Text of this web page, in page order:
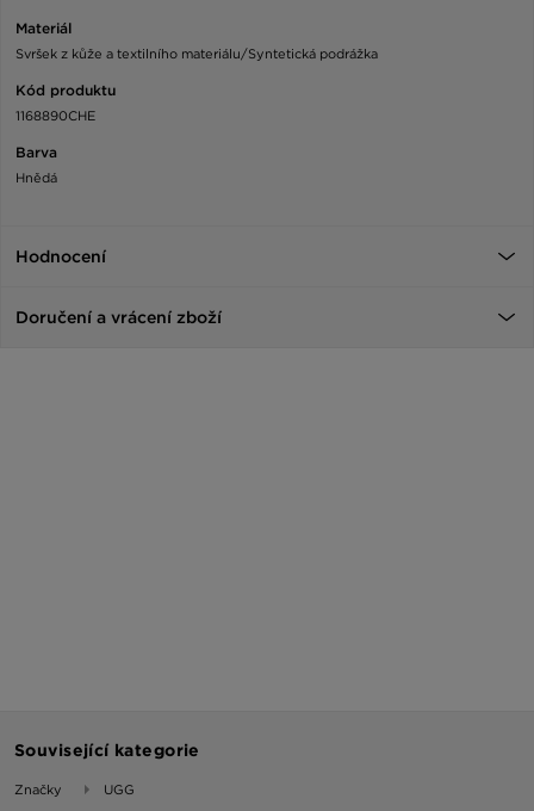
Materiál
Svršek z kůže a textilního materiálu/Syntetická podrážka
Kód produktu
1168890CHE
Barva
Hnědá
Hodnocení
Doručení a vrácení zboží
Související kategorie
Značky UGG